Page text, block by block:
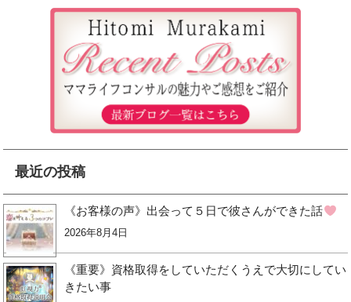
最近の投稿
《お客様の声》出会って５日で彼さんができた話
2026年8月4日
《重要》資格取得をしていただくうえで大切にしてい
きたい事